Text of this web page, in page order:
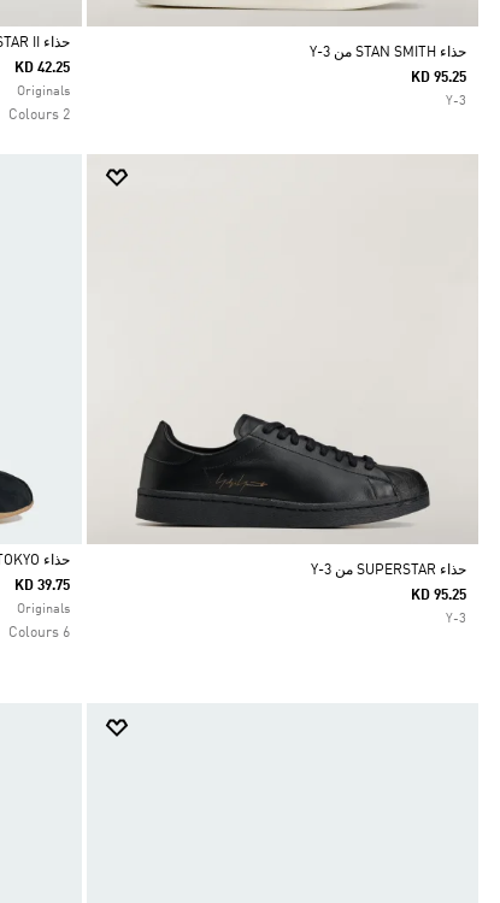
حذاء STAN SMITH من Y-3
KD 95.25
Y-3
Selected
حذاء SUPERSTAR II
KD 42.25
Originals
2 Colours
حذاء SUPERSTAR من Y-3
KD 95.25
Y-3
Selected
حذاء TOKYO
KD 39.75
Originals
6 Colours